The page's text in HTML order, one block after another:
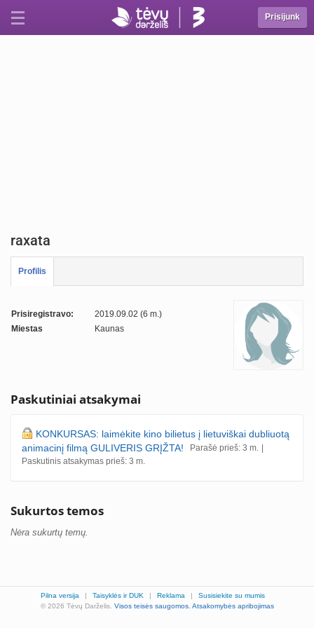
Prisijunk
raxata
Profilis
Prisiregistravo:
2019.09.02 (6 m.)
Miestas
Kaunas
Paskutiniai atsakymai
KONKURSAS: laimėkite kino bilietus į lietuviškai dubliuotą
animacinį filmą GULIVERIS GRĮŽTA! Parašė prieš: 3 m.
Paskutinis atsakymas prieš: 3 m.
Sukurtos temos
Nėra sukurtų temų.
Pilna versija | Taisyklės ir DUK | Reklama |
Susisiekite su mumis
© 2026 Tėvų Darželis. Visos teisės saugomos. Atsakomybės apribojimas